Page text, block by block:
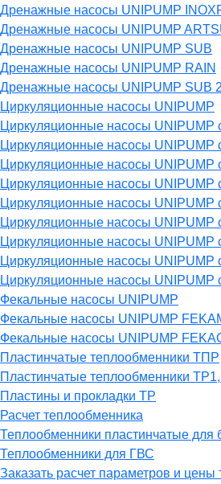
Дренажные насосы UNIPUMP
Дренажные насосы UNIPUMP
Дренажные насосы UNIPUMP SUB
Дренажные насосы UNIPUMP RAIN
Дренажные насосы UNIPUMP SUB
Циркуляционные насосы UNIPUMP
Циркуляционные насосы UNIPUMP
Циркуляционные насосы UNIPUMP
Циркуляционные насосы UNIPUMP
Циркуляционные насосы UNIPUMP
Циркуляционные насосы UNIPUMP
Циркуляционные насосы UNIPUMP
Циркуляционные насосы UNIPUMP
Циркуляционные насосы UNIPUMP
Циркуляционные насосы UNIPUMP
Фекальные насосы UNIPUMP
Фекальные насосы UNIPUMP
Фекальные насосы UNIPUMP
Пластинчатые теплообменники ТПР
Пластинчатые теплообменники
Пластины и прокладки ТР
Расчет теплообменника
Теплообменники пластинчатые для
Теплообменники для ГВС
Заказать расчет параметров и цены